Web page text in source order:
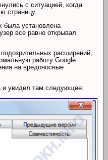
с ситуацией, когда
страницу.
была установлена
все равно открывал
расширений,
работу Google
на вредоносные
и увидел там следующее: